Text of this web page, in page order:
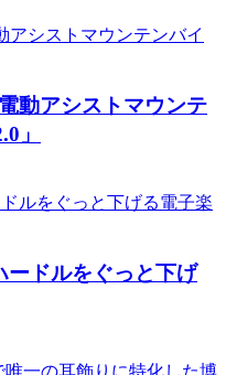
動アシストマウンテ
」
ードルをぐっと下げ